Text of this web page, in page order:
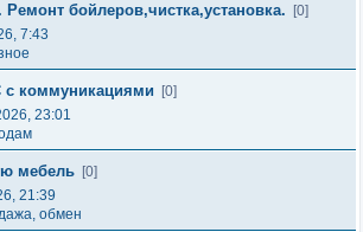
Ремонт бойлеров,чистка,установка.
[0]
7:43
коммуникациями
[0]
23:01
мебель [0]
21:39
обмен